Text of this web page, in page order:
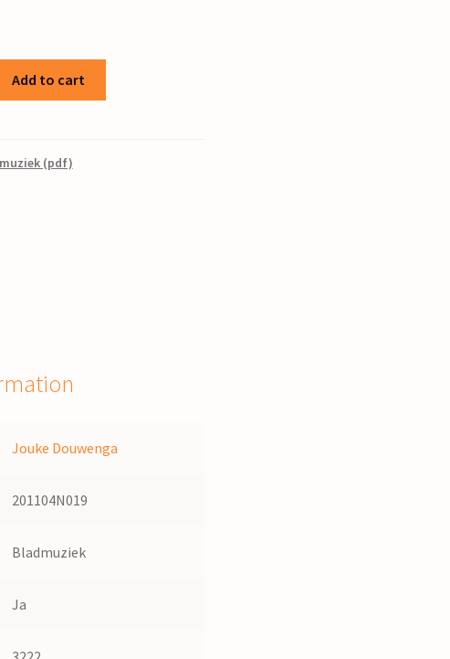
Add to cart
(pdf)
Jouke Douwenga
201104N019
Bladmuziek
Ja